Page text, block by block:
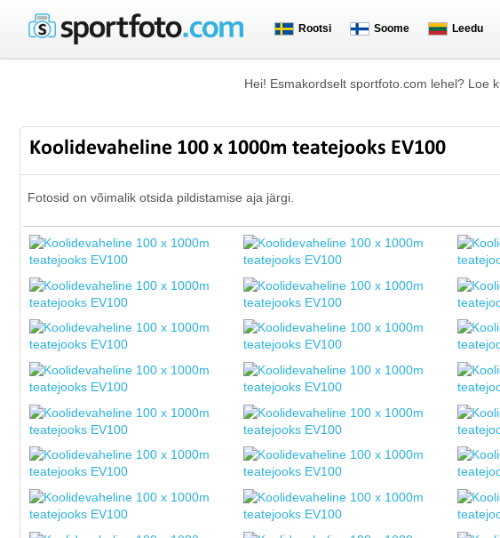
Rootsi Soome Leedu
Hei! Esmakordselt sportfoto.com lehel? Loe
Koolidevaheline 100 x 1000m teatejooks EV100
Fotosid on võimalik otsida pildistamise aja järgi.